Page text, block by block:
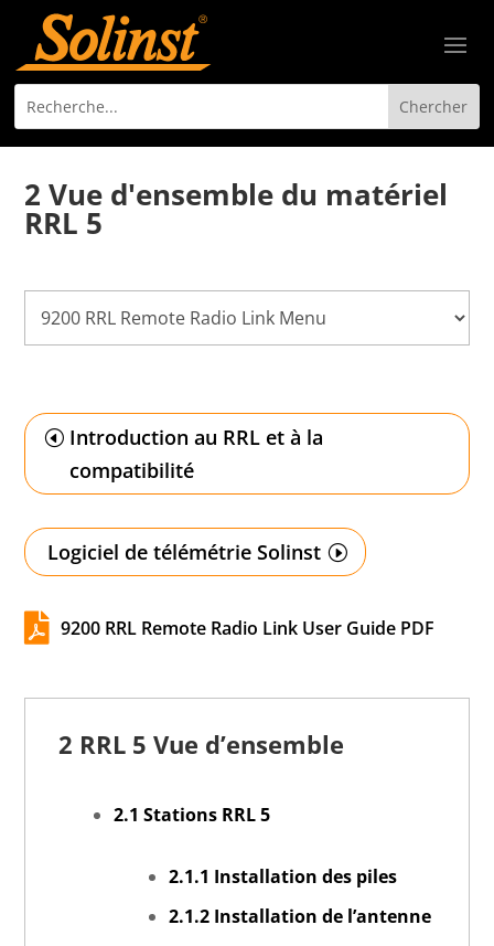
2 Vue d'ensemble du matériel
RRL 5
Introduction au RRL et à la
compatibilité
Logiciel de télémétrie Solinst
 9200 RRL Remote Radio Link User Guide PDF
2 RRL 5 Vue d’ensemble
2.1 Stations RRL 5
2.1.1 Installation des piles
2.1.2 Installation de l’antenne